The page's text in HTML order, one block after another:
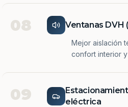
08 Ventanas DVH
Mejor aislación
confort interior
09
eléctrica